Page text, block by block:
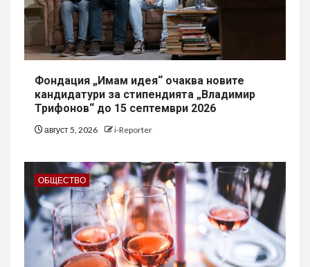
Фондация „Имам идея“ очаква новите
кандидатури за стипендията „Владимир
Трифонов“ до 15 септември 2026
август 5, 2026 i-Reporter
ОБЩЕСТВО